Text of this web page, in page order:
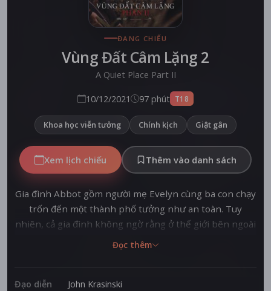
ĐANG CHIẾU
Vùng Đất Câm Lặng 2
A Quiet Place Part II
10/12/2021 97 phút T18
Khoa học viễn tưởng Chính kịch Giật gân
Xem lịch chiếu Thêm vào danh sách
Gia đình Abbot gồm người mẹ Evelyn cùng ba con chạy
trốn đến một thành phố tưởng như an toàn. Tuy
nhiên, cả gia đình không ngờ rằng ở thế giới bên ngoài
cũng đã bị những sinh vật ngoài hành tinh thâu tóm.
"Vùng đất câm lặng” lúc này đã trở thành “thế giới câm
không được tạo ra tiếng động mỗi khi di chuyển hay
Đọc thêm
Đạo diễn
John Krasinski